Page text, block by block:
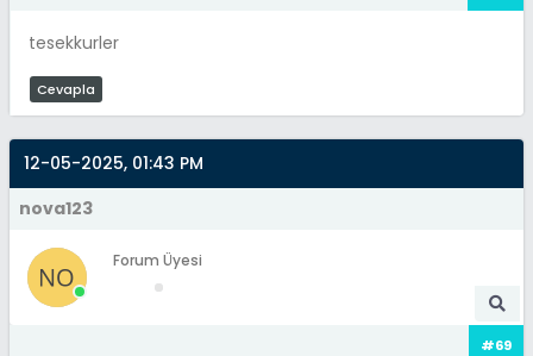
tesekkurler
Cevapla
12-05-2025, 01:43 PM
nova123
Forum Üyesi
#69